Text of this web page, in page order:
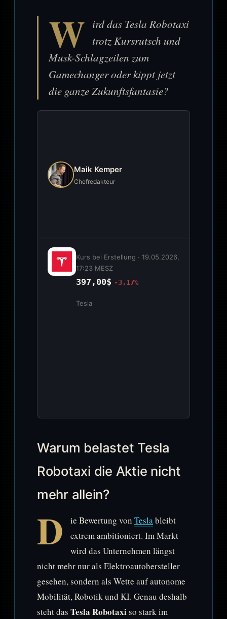
W ird das Tesla Robotaxi
trotz Kursrutsch und
Musk-Schlagzeilen zum
Gamechanger oder kippt jetzt
die ganze Zukunftsfantasie?
Maik Kemper
Chefredakteur
Kurs bei Erstellung · 19.05.2026,
17:23 MESZ
397,00$ -3,17%
Tesla
Warum belastet Tesla
Robotaxi die Aktie nicht
mehr allein?
D ie Bewertung von Teslableibt
extrem ambitioniert. Im Markt
wird das Unternehmen längst
nicht mehr nur als Elektroautohersteller
gesehen, sondern als Wette auf autonome
Mobilität, Robotik und KI. Genau deshalb
steht das Tesla Robotaxiso stark im